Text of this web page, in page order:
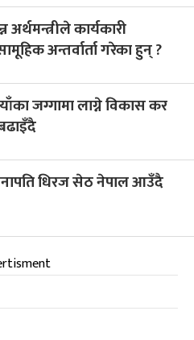
अर्थमन्त्रीले कार्यकारी
अन्तर्वार्ता गरेका हुन् ?
जग्गामा लाग्ने विकास कर
धिरज सेठ नेपाल आउँदै